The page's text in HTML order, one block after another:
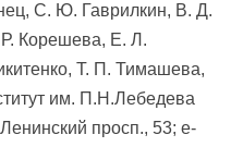
С. Ю. Гаврилкин, В. Д.
Корешева, Е. Л.
Т. П. Тимашева,
им. П.Н.Лебедева
просп., 53; e-